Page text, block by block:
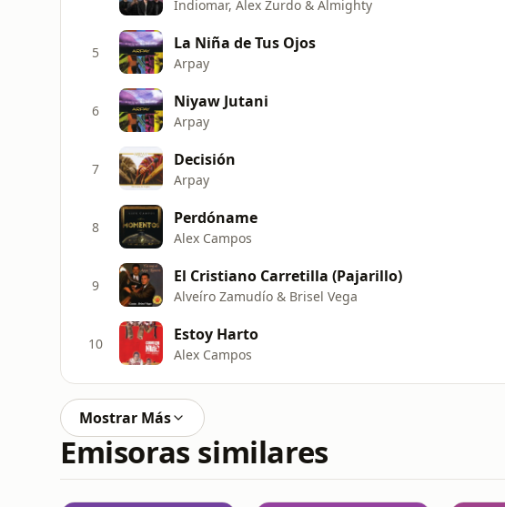
Indiomar, Alex Zurdo & Almighty
5 La Niña de Tus Ojos
Arpay
6 Niyaw Jutani
Arpay
7 Decisión
Arpay
8 Perdóname
Alex Campos
9 El Cristiano Carretilla (Pajarillo)
Alveíro Zamudío & Brisel Vega
10 Estoy Harto
Alex Campos
Mostrar Más
Emisoras similares